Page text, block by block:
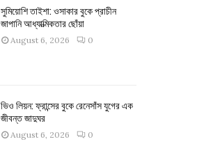
সুমিয়োশি তাইশা: ওসাকার বুকে প্রাচীন
জাপানি আধ্যাত্মিকতার ছোঁয়া
August 6, 2026 0
ভিও লিয়ন: ফ্রান্সের বুকে রেনেসাঁস যুগের এক
জীবন্ত জাদুঘর
August 6, 2026 0